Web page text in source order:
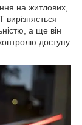
на житлових,
а ще він
доступу